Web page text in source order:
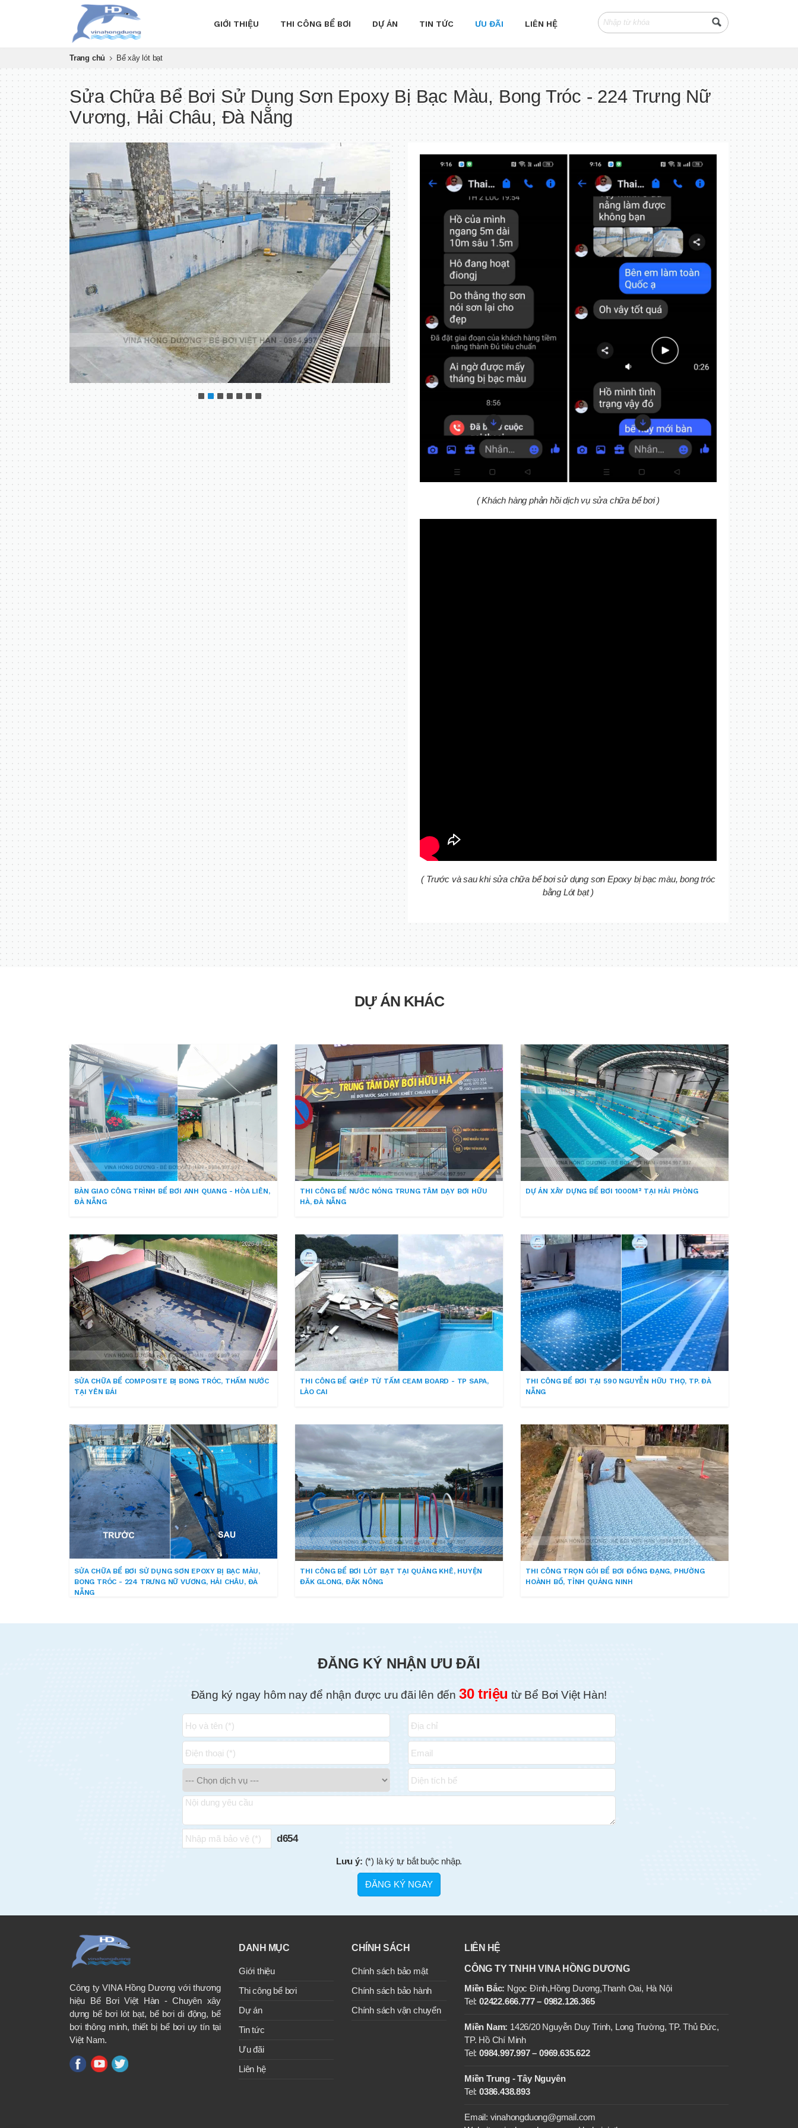
GIỚI THIỆU THI CÔNG BỂ BƠI DỰ ÁN TIN TỨC ƯU ĐÃI LIÊN HỆ
Trang chủ Bể xây lót bạt
Sửa Chữa Bể Bơi Sử Dụng Sơn Epoxy Bị Bạc Màu, Bong Tróc - 224 Trưng Nữ
Vương, Hải Châu, Đà Nẵng
( Khách hàng phản hồi dịch vụ sửa chữa bể bơi )
( Trước và sau khi sửa chữa bể bơi sử dụng sơn Epoxy bị bạc màu, bong tróc
bằng Lót bạt )
DỰ ÁN KHÁC
BÀN GIAO CÔNG TRÌNH BỂ BƠI ANH QUANG - HÒA LIÊN,
ĐÀ NẴNG
THI CÔNG BỂ NƯỚC NÓNG TRUNG TÂM DẠY BƠI HỮU
HÀ, ĐÀ NẴNG
DỰ ÁN XÂY DỰNG BỂ BƠI 1000M² TẠI HẢI PHÒNG
SỬA CHỮA BỂ COMPOSITE BỊ BONG TRÓC, THẤM NƯỚC
TẠI YÊN BÁI
THI CÔNG BỂ GHÉP TỪ TẤM CEAM BOARD - TP SAPA,
LÀO CAI
THI CÔNG BỂ BƠI TẠI 590 NGUYỄN HỮU THỌ, TP. ĐÀ
NẴNG
SỬA CHỮA BỂ BƠI SỬ DỤNG SƠN EPOXY BỊ BẠC MÀU,
BONG TRÓC - 224 TRƯNG NỮ VƯƠNG, HẢI CHÂU, ĐÀ
NẴNG
THI CÔNG BỂ BƠI LÓT BẠT TẠI QUẢNG KHÊ, HUYỆN
ĐĂK GLONG, ĐĂK NÔNG
THI CÔNG TRỌN GÓI BỂ BƠI ĐỒNG ĐẠNG, PHƯỜNG
HOÀNH BỒ, TỈNH QUẢNG NINH
ĐĂNG KÝ NHẬN ƯU ĐÃI
Đăng ký ngay hôm nay để nhận được ưu đãi lên đến 30 triệu từ Bể Bơi Việt Hàn!
d654
Lưu ý: (*) là ký tự bắt buộc nhập.
Công ty VINA Hồng Dương với thương
hiệu Bể Bơi Việt Hàn - Chuyên xây
dựng bể bơi lót bạt, bể bơi di động, bể
bơi thông minh, thiết bị bể bơi uy tín tại
Việt Nam.
DANH MỤC
Giới thiệu
Thi công bể bơi
Dự án
Tin tức
Ưu đãi
Liên hệ
CHÍNH SÁCH
Chính sách bảo mật
Chính sách bảo hành
Chính sách vận chuyển
LIÊN HỆ
CÔNG TY TNHH VINA HỒNG DƯƠNG
Miền Bắc: Ngọc Đình,Hồng Dương,Thanh Oai, Hà Nội
Tel: 02422.666.777 – 0982.126.365
Miền Nam: 1426/20 Nguyễn Duy Trinh, Long Trường, TP. Thủ Đức,
TP. Hồ Chí Minh
Tel: 0984.997.997 – 0969.635.622
Miền Trung - Tây Nguyên
Tel: 0386.438.893
Email: vinahongduong@gmail.com